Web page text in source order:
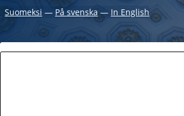
Suomeksi ― På svenska― In English